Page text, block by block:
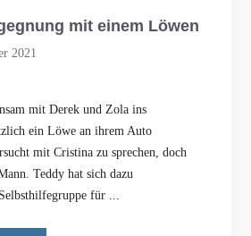
mit einem Löwen
2021
mit Derek und Zola ins
ein Löwe an ihrem Auto
mit Cristina zu sprechen, doch
Teddy hat sich dazu
für ...